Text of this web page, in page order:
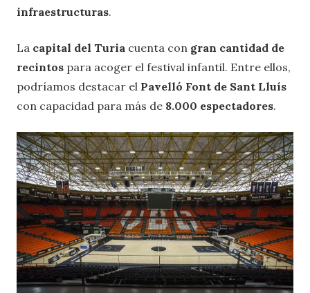
infraestructuras.
La capital del Turia cuenta con gran cantidad de
recintos para acoger el festival infantil. Entre ellos,
podríamos destacar el Pavelló Font de Sant Lluís
con capacidad para más de 8.000 espectadores.